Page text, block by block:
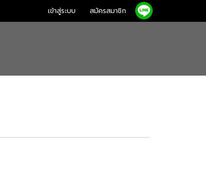
เข้าสู่ระบบ สมัครสมาชิก